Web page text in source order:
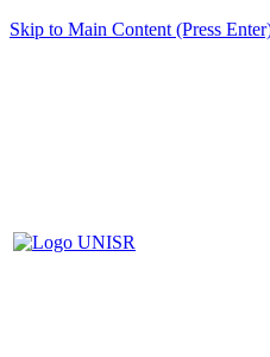
Skip to Main Content (Press